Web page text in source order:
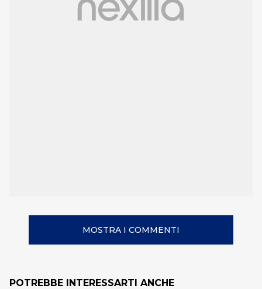
MOSTRA I COMMENTI
POTREBBE INTERESSARTI ANCHE